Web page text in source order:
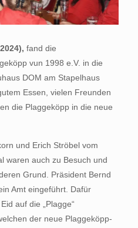
fand die
vun 1998 e.V. in die
DOM am Stapelhaus
Essen, vielen Freunden
die Plaggeköpp in die neue
und Erich Ströbel vom
waren auch zu Besuch und
Grund. Präsident Bernd
Amt eingeführt. Dafür
auf die „Plagge“
der neue Plaggeköpp-